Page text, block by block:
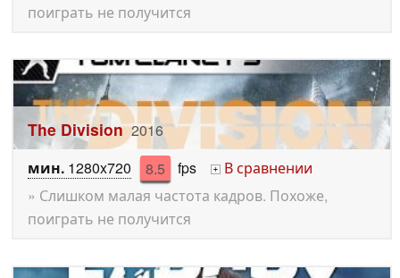
поиграть не получится
The Division 2016
мин. 1280x720 8.5 fps +
В сравнении
» Слишком малая частота кадров. Похоже,
поиграть не получится